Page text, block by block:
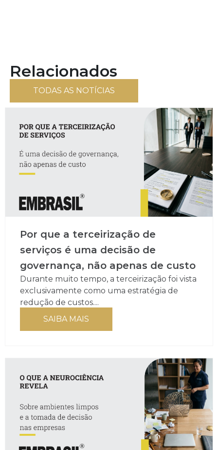
Relacionados
TODAS AS NOTÍCIAS
Por que a terceirização de
serviços é uma decisão de
governança, não apenas de custo
Durante muito tempo, a terceirização foi vista
exclusivamente como uma estratégia de
redução de custos....
SAIBA MAIS